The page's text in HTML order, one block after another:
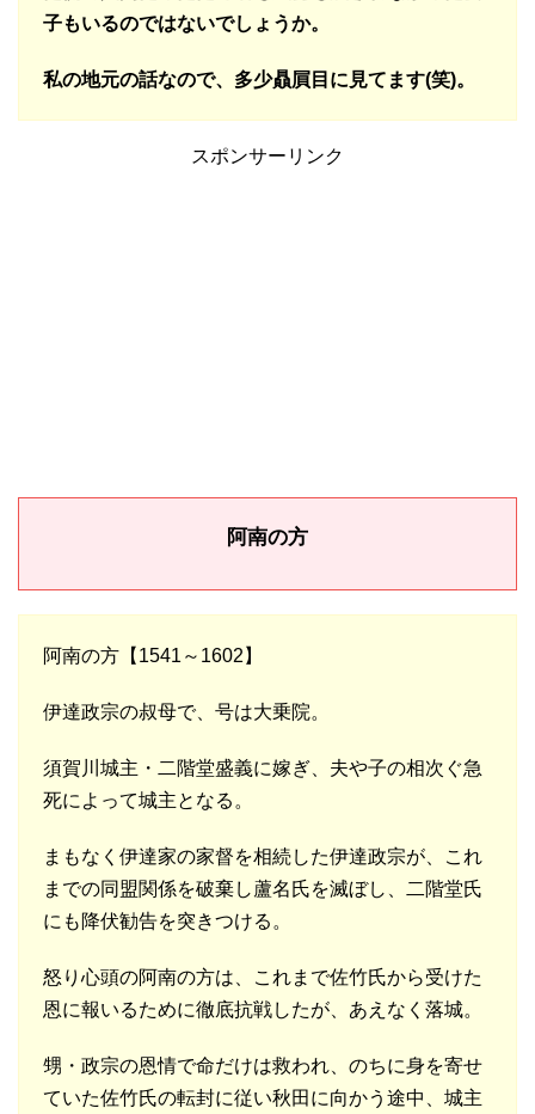
子もいるのではないでしょうか。
私の地元の話なので、多少贔屓目に見てます(笑)。
スポンサーリンク
阿南の方
阿南の方【1541～1602】
伊達政宗の叔母で、号は大乗院。
須賀川城主・二階堂盛義に嫁ぎ、夫や子の相次ぐ急
死によって城主となる。
まもなく伊達家の家督を相続した伊達政宗が、これ
までの同盟関係を破棄し蘆名氏を滅ぼし、二階堂氏
にも降伏勧告を突きつける。
怒り心頭の阿南の方は、これまで佐竹氏から受けた
恩に報いるために徹底抗戦したが、あえなく落城。
甥・政宗の恩情で命だけは救われ、のちに身を寄せ
ていた佐竹氏の転封に従い秋田に向かう途中、城主